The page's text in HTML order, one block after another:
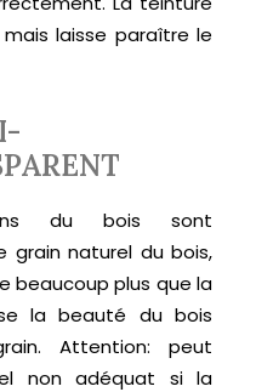
laisse paraître le
du bois sont
grain naturel du bois,
beaucoup plus que la
la beauté du bois
Attention: peut
non adéquat si la